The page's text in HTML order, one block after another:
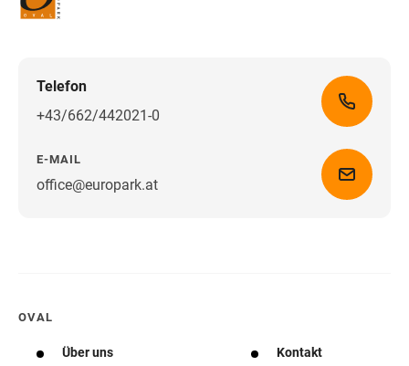
Telefon
+43/662/442021-0
E-MAIL
office@europark.atWegbeschreibung erhalten
OVAL
Über uns Kontakt